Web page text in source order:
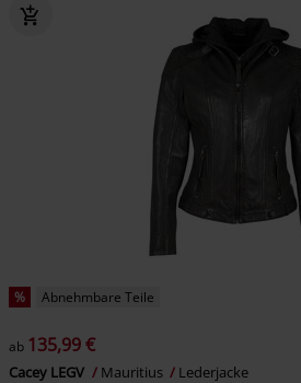
% Abnehmbare Teile
ab 135,99 €
Cacey LEGV Mauritius Lederjacke